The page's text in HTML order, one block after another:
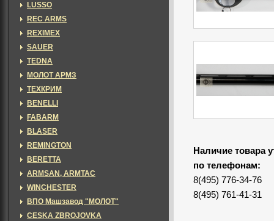
Наличие товара
по телефонам:
8(495) 776-34-76
8(495) 761-41-31
LUSSO
REC ARMS
REXIMEX
SAUER
TEDNA
МОЛОТ АРМЗ
ТЕХКРИМ
BENELLI
FABARM
BLASER
REMINGTON
BERETTA
ARMSAN, ARMTAC
WINCHESTER
ВПО Машзавод "МОЛОТ"
CESKA ZBROJOVKA